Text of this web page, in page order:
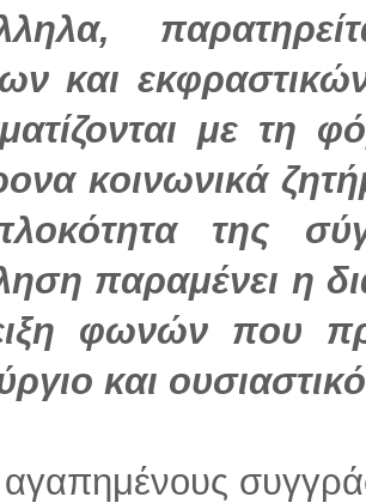
και
με τη
κοινωνικά
της
παραμένει η
φωνών που
και